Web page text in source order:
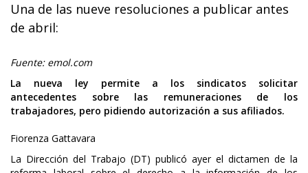
Una de las nueve resoluciones a publicar antes
de abril:
Fuente: emol.com
La nueva ley permite a los sindicatos solicitar
antecedentes sobre las remuneraciones de los
trabajadores, pero pidiendo autorización a sus afiliados.
Fiorenza Gattavara
La Dirección del Trabajo (DT) publicó ayer el dictamen de la